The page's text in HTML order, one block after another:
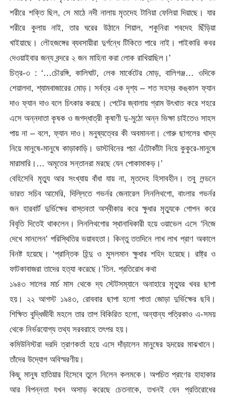
শরীরে শক্তি ছিল, সে মাঠে নদী নালায় মৃতদেহ টানিয়া ফেলিয়া দিয়াছে। যার
শরীরে কুলায় নাই, তার ঘরের উঠানে শিয়াল, শকুনিরা শবদেহ ছিঁড়িয়া
খাইয়াছে। লৌহজঙ্গের ব্যবসায়ীরা দুর্গন্ধে টিকিতে পারে নাই। পাইকারি কবর
দেওয়াইবার জন্য বন্দরে ২ জন মাহিনা করা লোক রাখিয়াছিল।’
চিত্র-৩ : ‘…চৌরঙ্গি, কালিঘাট, লেক মার্কেটের মোড়, বালিগঞ্জ… ওদিকে
শেয়ালদা, শ্যামবাজারের মোড়। সর্বত্র এক দৃশ্য – শত সহস্র কঙ্কাল ফ্যান
দাও ফ্যান দাও বলে চিৎকার করছে। পেটের জ্বালায় গ্রাম উৎখাত করে শহরে
এসে অন্নদাতা কৃষক ও জগদ্ধাত্রী কৃষাণী দু-মুঠো অন্ন ভিক্ষা চাইতেও সাহস
পায় না – বলে, ফ্যান দাও। মনুষ্যত্বের কী অবমাননা। গোরু ছাগলের খাদ্য
নিয়ে মানুষে-মানুষে কাড়াকাড়ি। ডাস্টবিনের পচা এঁটোকাঁটা নিয়ে কুকুরে-মানুষে
মারামারি।… অমৃতের সন্তানরা মরছে যেন পোকামাকড়।’
বেহিসেবি মৃত্যু আর সংখ্যায় বাঁধা যায় না, মৃতদেহ হিসাবহীন। তবু লন্ডনে
ভারত সচিব আমেরি, দিল্লিতে গভর্নর জেনারেল লিনলিথগো, বাংলার গভর্নর
জন হারবার্ট দুর্ভিক্ষের বাস্তবতা অস্বীকার করে ক্ষুধার মৃত্যুকে গোপন করে
বিবৃতি দিতেই থাকলেন। লিনলিথগোর স্থানাধিকারী হয়ে ওয়াভেল এসে ‘নিজে
দেখে মানলেন’ পরিস্থিতির ভয়াবহতা। কিন্তু ততদিনে লাখ লাখ প্রাণ অকালে
বিনষ্ট হয়েছে। ‘প্রান্তিক হিন্দু ও মুসলমান ক্ষুধার শহিদ হয়েছে। রাষ্ট্র ও
ফাটকাবাজরা তাদের হত্যা করেছে।’তিন. প্রতিরোধ কথা
১৯৪৩ সালের মার্চ মাস থেকে দ্য স্টেটসম্যানে অনাহারে মৃত্যুর খবর ছাপা
হয়। ২২ আগস্ট ১৯৪৩, রোববার ছাপা হলো পাতা জোড়া দুর্ভিক্ষের ছবি।
শিক্ষিত বুদ্ধিজীবী মহলে তার তাপ বিকিরিত হলো, অন্যান্য পত্রিকাও এ-সময়
থেকে নির্ভরযোগ্য তথ্য সরবরাহে তৎপর হয়।
কমিউনিস্টরা দরদি ত্রাণকর্তা হয়ে এসে দাঁড়ালেন মানুষের হৃদয়ের মাঝখানে।
তাঁদের উদ্যোগ অবিস্মরণীয়।
কিছু মানুষ হাতিয়ার হিসেবে তুলে নিলেন কলমকে। অপচিত প্রাণের হাহাকার
আর বিপন্নতা যখন অসাড় করেছে চেতনাকে, তখনই যেন প্রতিরোধের